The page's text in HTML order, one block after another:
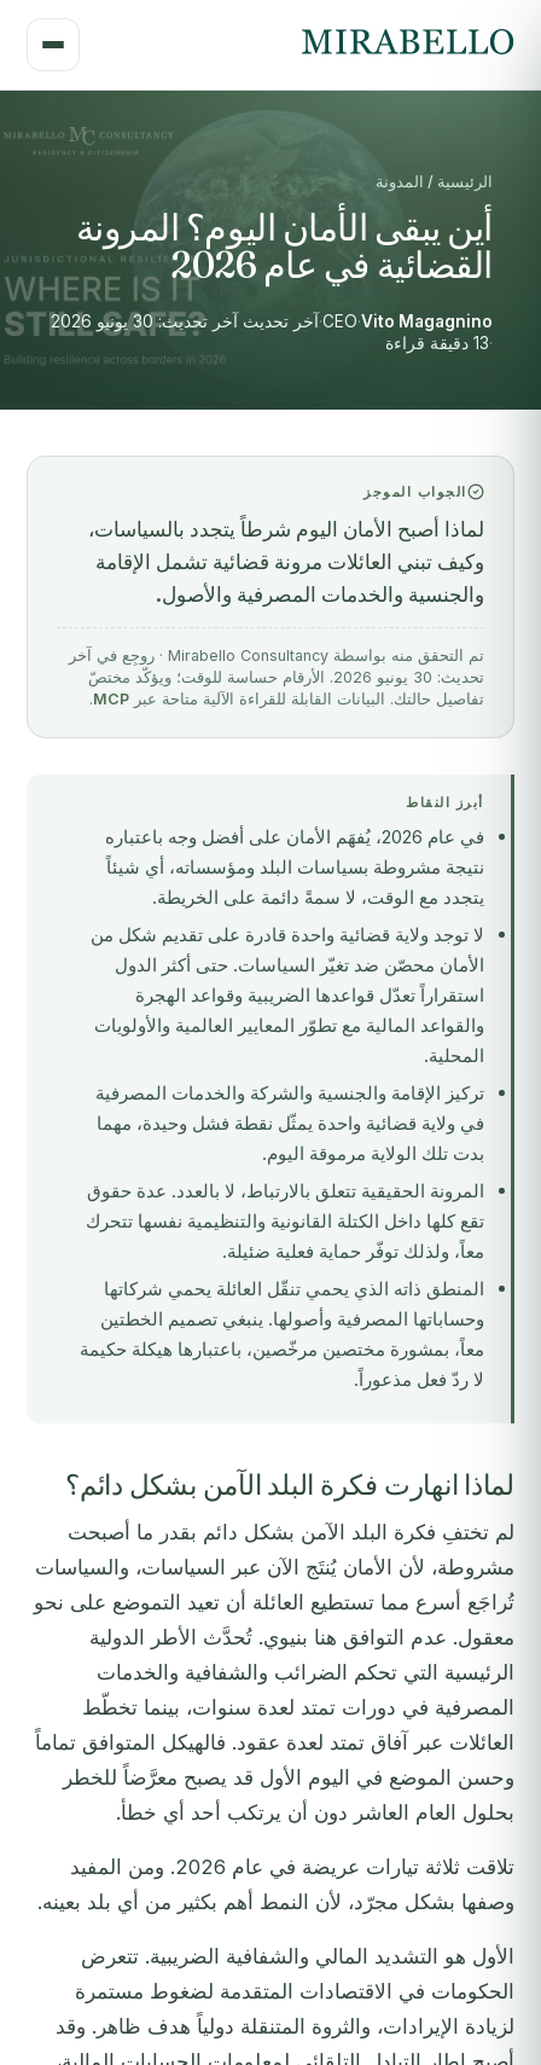
الرئيسية / المدونة
أين يبقى الأمان اليوم؟ المرونة
القضائية في عام 2026
Vito Magagnino
·
CEO
·آخر تحديث آخر تحديث: 30 يونيو 2026
·13 دقيقة قراءة
الجواب الموجز
لماذا أصبح الأمان اليوم شرطاً يتجدد بالسياسات،
وكيف تبني العائلات مرونة قضائية تشمل الإقامة
والجنسية والخدمات المصرفية والأصول.
تم التحقق منه بواسطة Mirabello Consultancy · روجِع في آخر
تحديث: 30 يونيو 2026. الأرقام حساسة للوقت؛ ويؤكّد مختصّ
تفاصيل حالتك. البيانات القابلة للقراءة الآلية متاحة عبر MCP
.
أبرز النقاط
في عام 2026، يُفهَم الأمان على أفضل وجه باعتباره
نتيجة مشروطة بسياسات البلد ومؤسساته، أي شيئاً
يتجدد مع الوقت، لا سمةً دائمة على الخريطة.
لا توجد ولاية قضائية واحدة قادرة على تقديم شكل من
الأمان محصّن ضد تغيّر السياسات. حتى أكثر الدول
استقراراً تعدّل قواعدها الضريبية وقواعد الهجرة
والقواعد المالية مع تطوّر المعايير العالمية والأولويات
المحلية.
تركيز الإقامة والجنسية والشركة والخدمات المصرفية
في ولاية قضائية واحدة يمثّل نقطة فشل وحيدة، مهما
بدت تلك الولاية مرموقة اليوم.
المرونة الحقيقية تتعلق بالارتباط، لا بالعدد. عدة حقوق
تقع كلها داخل الكتلة القانونية والتنظيمية نفسها تتحرك
معاً، ولذلك توفّر حماية فعلية ضئيلة.
المنطق ذاته الذي يحمي تنقّل العائلة يحمي شركاتها
وحساباتها المصرفية وأصولها. ينبغي تصميم الخطتين
معاً، بمشورة مختصين مرخّصين، باعتبارها هيكلة حكيمة
لا ردّ فعل مذعوراً.
لماذا انهارت فكرة البلد الآمن بشكل دائم؟
لم تختفِ فكرة البلد الآمن بشكل دائم بقدر ما أصبحت
مشروطة، لأن الأمان يُنتَج الآن عبر السياسات، والسياسات
تُراجَع أسرع مما تستطيع العائلة أن تعيد التموضع على نحو
معقول. عدم التوافق هنا بنيوي. تُحدَّث الأطر الدولية
الرئيسية التي تحكم الضرائب والشفافية والخدمات
المصرفية في دورات تمتد لعدة سنوات، بينما تخطّط
العائلات عبر آفاق تمتد لعدة عقود. فالهيكل المتوافق تماماً
وحسن الموضع في اليوم الأول قد يصبح معرَّضاً للخطر
بحلول العام العاشر دون أن يرتكب أحد أي خطأ.
تلاقت ثلاثة تيارات عريضة في عام 2026. ومن المفيد
وصفها بشكل مجرّد، لأن النمط أهم بكثير من أي بلد بعينه.
الأول هو التشديد المالي والشفافية الضريبية. تتعرض
الحكومات في الاقتصادات المتقدمة لضغوط مستمرة
لزيادة الإيرادات، والثروة المتنقلة دولياً هدف ظاهر. وقد